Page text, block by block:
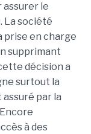
assurer le
La société
prise en charge
supprimant
décision a
surtout la
par la
à des